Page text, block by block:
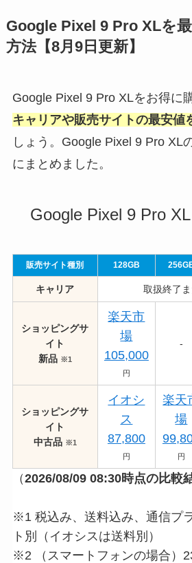
Google Pixel 9 Pro XLを
方法【8月9日更新】
Google Pixel 9 Pro XLをお得に
キャリアや販売サイトの最安値
しょう。Google Pixel 9 Pro XL
にまとめました。
Google Pixel 9 Pro
販売サイト種別 128GB
キャリア 取扱終了
ショッピングサ
イト
新品 ※1
楽天市
場
105,000
円
-
ショッピングサ
イト
中古品 ※1
イオシ
ス
87,800
円
楽天
場
円
（2026/08/09 08:30時点の比較
※1 税込み、送料込み、通信プ
ト別（イオシスは送料別）
※2 （スマートフォンの場合）